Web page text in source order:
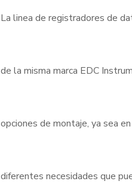
La linea de registradores de
de la misma marca EDC
opciones de montaje, ya sea
diferentes necesidades que